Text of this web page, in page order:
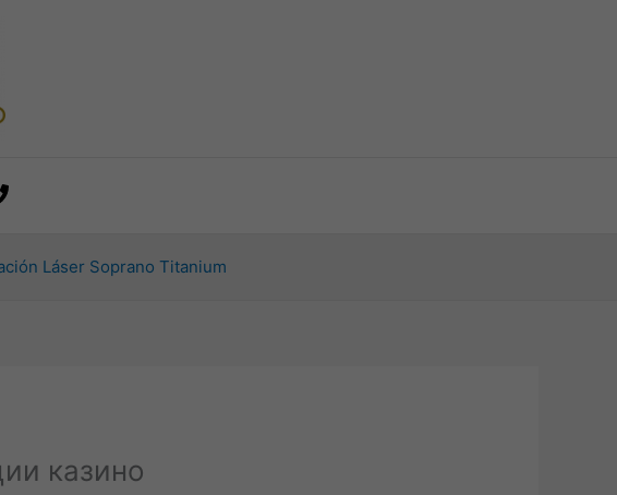
Láser Soprano Titanium
казино